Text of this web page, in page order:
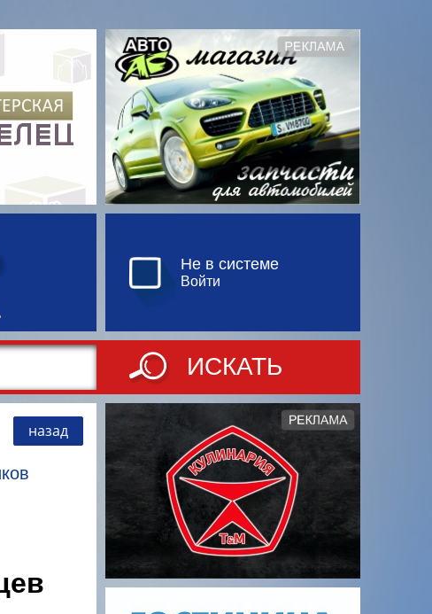
Не в системе
Войти
ИСКАТЬ
назад